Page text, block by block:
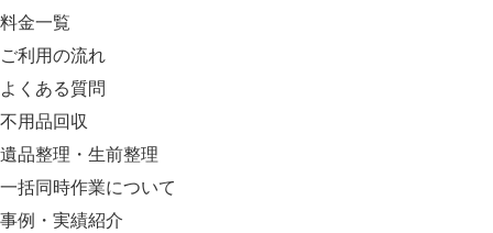
料金一覧
ご利用の流れ
よくある質問
不用品回収
遺品整理・生前整理
一括同時作業について
事例・実績紹介